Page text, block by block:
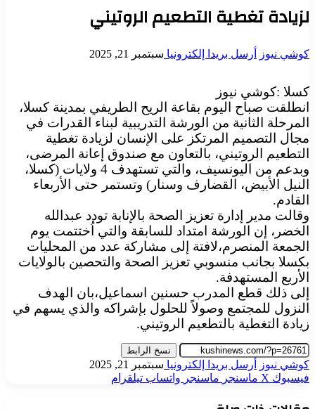
لزيادة تغطية التطعيم الروتيني
كوشي نيوز أرسل بريدا إلكترونيا سبتمبر 21, 2025
كسلا :كوشي نيوز
انطلقت صباح اليوم بقاعة الريح الطريفي بمدينة كسلا،
المرحلة الثانية من الورشة التدريبية لبناء القدرات في
مجال التصميم المرتكز على الإنسان لزيادة تغطية
التطعيم الروتيني، بالتعاون مع صندوق إعانة المرضى،
وبدعم من اليونسيف، والتي تستهدف 4 ولايات (كسلا،
النيل الأبيض، القضارف وسنار) وتستمر حتى الأربعاء
القادم.
وقالت مدير إدارة تعزيز الصحة بالإنابة تودد عبدالله
الخضر، إن الورشة امتداد للسابقة والتي اُختتمت يوم
الجمعة المنصرم،لافتة إلى مشاركة عدد من المحليات
بكسلا بجانب منسوبي تعزيز الصحة والتحصين بالولايات
الأربع المستهدفة.
إلى ذلك قطع المدرب حسنين اسماعيل،بان الهدف
النزول للمجتمع وصولاً للحلول بإشراكه والذي يسهم في
زيادة التغطية بالتطعيم الروتيني.
نسخ الرابط
كوشي نيوز أرسل بريدا إلكترونيا سبتمبر 21, 2025
فيسبوك ‫X ماسنجر ماسنجر واتساب تيلقرام